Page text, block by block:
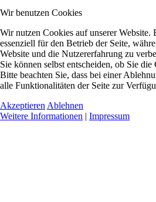
Wir benutzen Cookies
Wir nutzen Cookies auf unserer Website.
essenziell für den Betrieb der Seite,
Website und die Nutzererfahrung zu
Sie können selbst entscheiden, ob Sie die
Bitte beachten Sie, dass bei einer
alle Funktionalitäten der Seite zur
Akzeptieren Ablehnen
Weitere Informationen | Impressum